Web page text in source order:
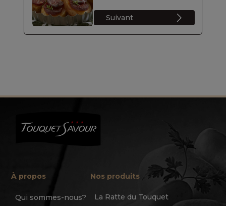
Suivant
À propos
Qui sommes-nous?
Nos produits
La Ratte du Touquet